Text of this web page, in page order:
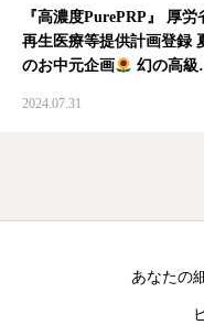
『高濃度PurePRP』 厚労
再生医療等提供計画登録 夏
のお中元企画
幻の高級
2024.07.31
あなたの